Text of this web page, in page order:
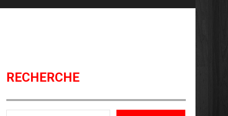
RECHERCHE